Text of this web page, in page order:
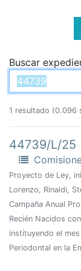
Buscar
1 resultado (0.096
44739/L/25
Proyecto de Ley,
Lorenzo, Rinaldi,
Campaña Anual
Recién Nacidos
instituyendo el
Periodontal en la